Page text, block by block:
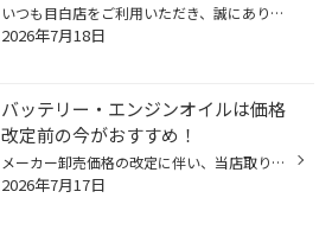
いつも目白店をご利用いただき、誠にありがとうございます！ 当店で多くのお客様にご利用いただいております 「タイヤクローク（タイヤお預かりサービス）」について、大切なお知らせがございます。 誠に勝手ながら、2026年10月1日(木)の受付分より、 お預かりするタイヤのサイズ区分を細分化し、料...
2026年7月18日
バッテリー・エンジンオイルは価格
改定前の今がおすすめ！
メーカー卸売価格の改定に伴い、当店取り扱いの一部のバッテリー・エンジンオイルの価格改定を 8/1より随時実施させていただきます。 現状の価格改定前の価格での対応については、各製品の値上がり前日までの作業実施が対象となっております。 夏休みでお出かけ予定の方やそろそろ交換時期を迎えて...
2026年7月17日